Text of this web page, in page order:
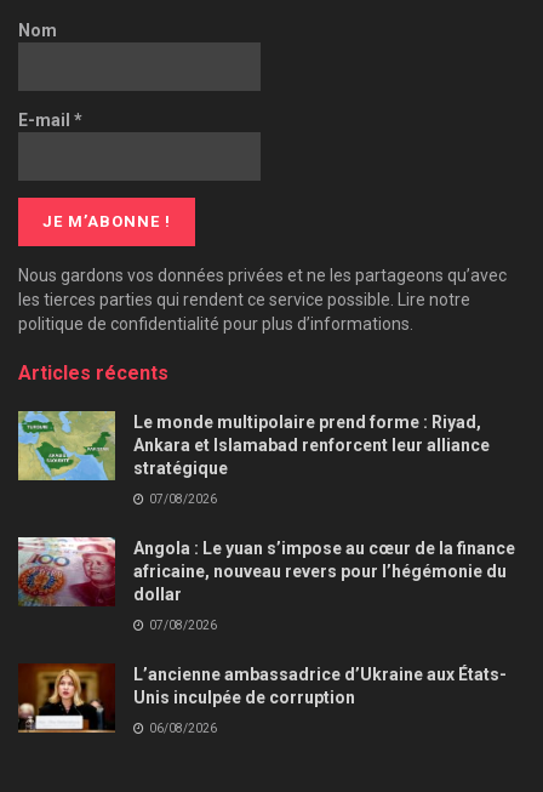
Nom
E-mail *
Nous gardons vos données privées et ne les partageons qu’avec
les tierces parties qui rendent ce service possible. Lire notre
politique de confidentialité pour plus d’informations.
Articles récents
Le monde multipolaire prend forme : Riyad,
Ankara et Islamabad renforcent leur alliance
stratégique
07/08/2026
Angola : Le yuan s’impose au cœur de la finance
africaine, nouveau revers pour l’hégémonie du
dollar
07/08/2026
L’ancienne ambassadrice d’Ukraine aux États-
Unis inculpée de corruption
06/08/2026